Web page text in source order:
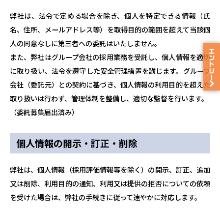
エントリー
弊社は、法令で定める場合を除き、個人を特定できる情報（氏
名、住所、メールアドレス等）を取得目的の範囲を超えて当該個
人の同意なしに第三者への委託はいたしません。
また、弊社はグループ会社の採用業務を受託し、個人情報を適切
に取り扱い、法令を遵守した安全管理措置を講じます。グループ
会社（委託元）との契約に基づき、個人情報の利用目的を超えた
取り扱いは行わず、管理体制を整備し、適切な監督を行います。
（委託募集届出済み）
個人情報の開示・訂正・削除
弊社は、個人情報（採用評価情報等を除く）の開示、訂正、追加
又は削除、利用目的の通知、利用又は提供の拒否についての依頼
を受けた場合は、弊社の手続きに従って速やかに対応します。